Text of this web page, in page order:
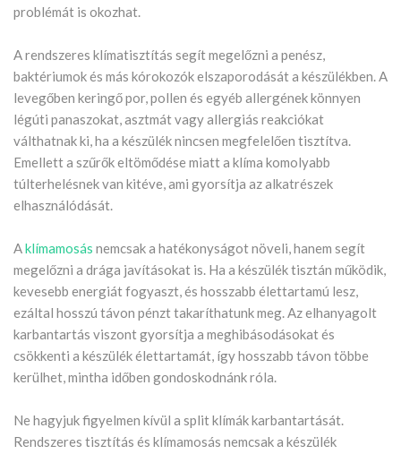
problémát is okozhat.
A rendszeres klímatisztítás segít megelőzni a penész,
baktériumok és más kórokozók elszaporodását a készülékben. A
levegőben keringő por, pollen és egyéb allergének könnyen
légúti panaszokat, asztmát vagy allergiás reakciókat
válthatnak ki, ha a készülék nincsen megfelelően tisztítva.
Emellett a szűrők eltömődése miatt a klíma komolyabb
túlterhelésnek van kitéve, ami gyorsítja az alkatrészek
elhasználódását.
Aklímamosás nemcsak a hatékonyságot növeli, hanem segít
megelőzni a drága javításokat is. Ha a készülék tisztán működik,
kevesebb energiát fogyaszt, és hosszabb élettartamú lesz,
ezáltal hosszú távon pénzt takaríthatunk meg. Az elhanyagolt
karbantartás viszont gyorsítja a meghibásodásokat és
csökkenti a készülék élettartamát, így hosszabb távon többe
kerülhet, mintha időben gondoskodnánk róla.
Ne hagyjuk figyelmen kívül a split klímák karbantartását.
Rendszeres tisztítás és klímamosás nemcsak a készülék